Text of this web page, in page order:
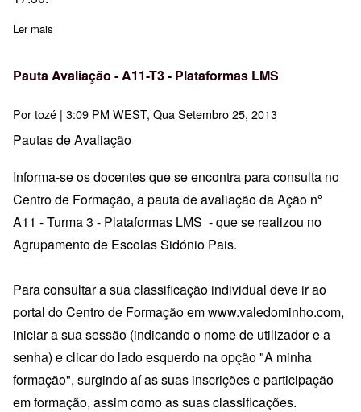
Ler mais
Pauta Avaliação - A11-T3 - Plataformas LMS
Portozé | 3:09 PM WEST, Qua Setembro 25, 2013
Pautas de Avaliação
Informa-se os docentes que se encontra para consulta no
Centro de Formação, a pauta de avaliação da Ação nº
A11 - Turma 3 - Plataformas LMS - que se realizou no
Agrupamento de Escolas Sidónio Pais.
Para consultar a sua classificação individual deve ir ao
portal do Centro de Formação emwww.valedominho.com,
iniciar a sua sessão (indicando o nome de utilizador e a
senha) e clicar do lado esquerdo na opção "A minha
formação", surgindo aí as suas inscrições e participação
em formação, assim como as suas classificações.